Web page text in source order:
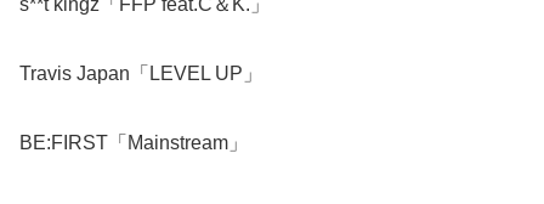
s**t kingz「FFP feat.C＆K.」
Travis Japan「LEVEL UP」
BE:FIRST「Mainstream」